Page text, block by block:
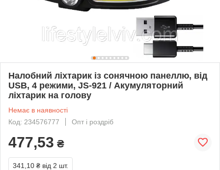
Налобний ліхтарик із сонячною панеллю, від
USB, 4 режими, JS-921 / Акумуляторний
ліхтарик на голову
Немає в наявності
Код: 234576777
Опт і роздріб
477,53 ₴
341,10 ₴ від 2 шт.